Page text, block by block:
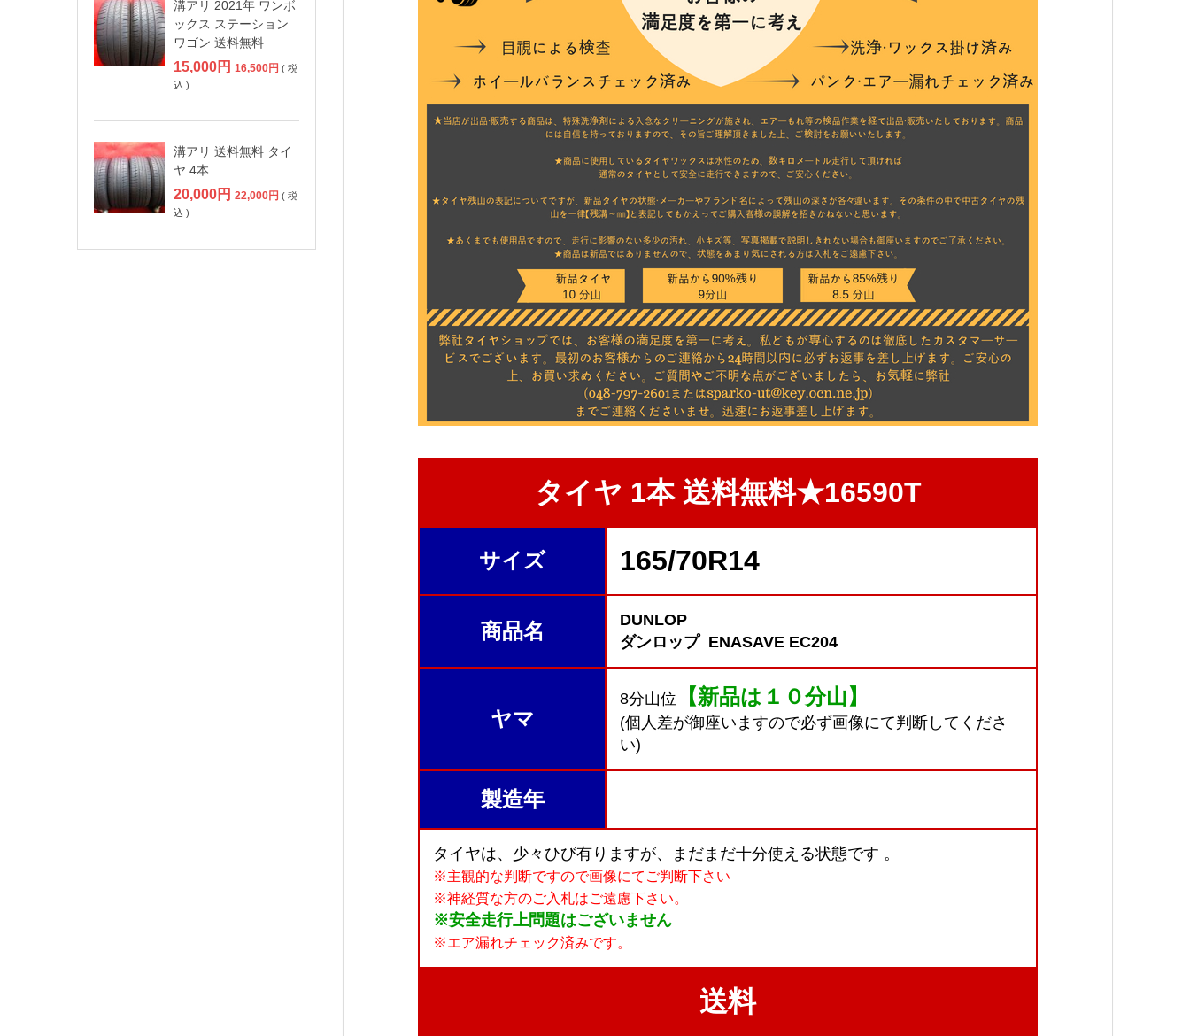
溝アリ 2021年 ワンボ
ックス ステーション
ワゴン 送料無料
15,000円 16,500円 ( 税
込 )
溝アリ 送料無料 タイ
ヤ 4本
20,000円 22,000円 ( 税
込 )
タイヤ 1本 送料無料★16590T
サイズ 165/70R14
商品名
DUNLOP
ダンロップ ENASAVE EC204
ヤマ
8分山位 【新品は１０分山】
(個人差が御座いますので必ず画像にて判断してくださ
い)
製造年
タイヤは、少々ひび有りますが、まだまだ十分使える状態です 。
※主観的な判断ですので画像にてご判断下さい
※神経質な方のご入札はご遠慮下さい。
※安全走行上問題はございません
※エア漏れチェック済みです。
送料